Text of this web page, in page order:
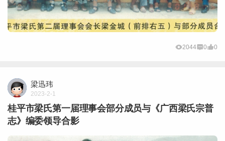
2044 0 0
梁迅玮
2023-2-1
桂平市梁氏第一届理事会部分成员与《广西梁氏宗普
志》编委领导合影